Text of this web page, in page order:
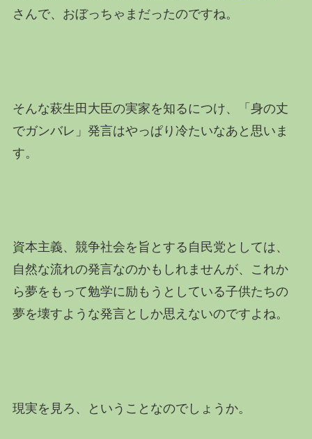
さんで、おぼっちゃまだったのですね。
そんな萩生田大臣の実家を知るにつけ、「身の丈
でガンバレ」発言はやっぱり冷たいなあと思いま
す。
資本主義、競争社会を旨とする自民党としては、
自然な流れの発言なのかもしれませんが、これか
ら夢をもって勉学に励もうとしている子供たちの
夢を壊すような発言としか思えないのですよね。
現実を見ろ、ということなのでしょうか。